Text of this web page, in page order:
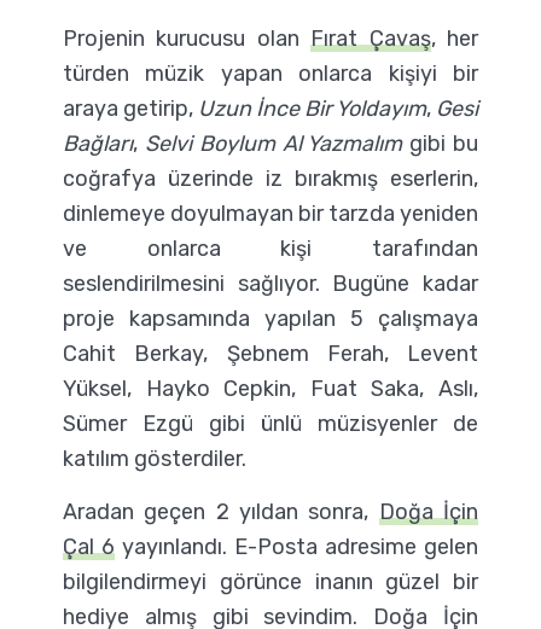
Projenin kurucusu olanFırat Çavaş, her
türden müzik yapan onlarca kişiyi bir
araya getirip, Uzun İnce Bir Yoldayım, Gesi
Bağları, Selvi Boylum Al Yazmalımgibi bu
coğrafya üzerinde iz bırakmış eserlerin,
dinlemeye doyulmayan bir tarzda yeniden
ve onlarca kişi tarafından
seslendirilmesini sağlıyor. Bugüne kadar
proje kapsamında yapılan 5 çalışmaya
Cahit Berkay, Şebnem Ferah, Levent
Yüksel, Hayko Cepkin, Fuat Saka, Aslı,
Sümer Ezgü gibi ünlü müzisyenler de
katılım gösterdiler.
Aradan geçen 2 yıldan sonra, Doğa İçin
Çal 6 yayınlandı. E-Posta adresime gelen
bilgilendirmeyi görünce inanın güzel bir
hediye almış gibi sevindim. Doğa İçin